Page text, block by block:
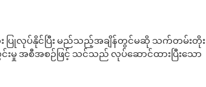
ား ပြုလုပ်နိုင်ပြီး မည်သည့်အချိန်တွင်မဆို သက်တမ်းတိုး
မှု အစီအစဉ်ဖြင့် သင်သည် လုပ်ဆောင်ထားပြီးသော